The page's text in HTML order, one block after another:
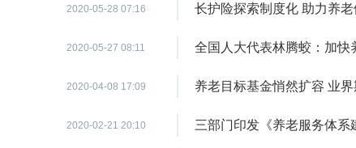
2020-05-28 07:16 长护险探索制度化 助力养
2020-05-27 08:11 全国人大代表林腾蛟：加快
2020-04-08 17:09 养老目标基金悄然扩容 业界
2020-02-21 20:10 三部门印发《养老服务体系